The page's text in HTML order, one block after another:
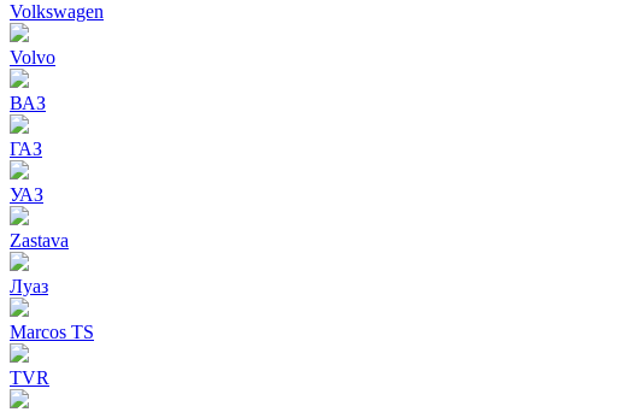
Volkswagen
Volvo
ВАЗ
ГАЗ
УАЗ
Zastava
Луаз
Marcos TS
TVR